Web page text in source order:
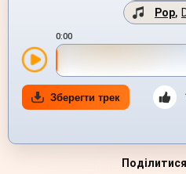
Pop,
0:00
Зберегти трек